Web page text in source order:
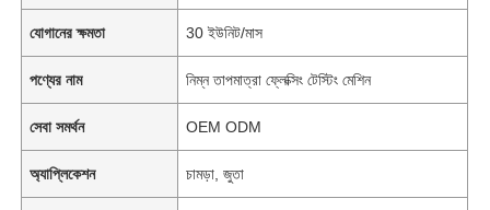
যোগানের ক্ষমতা 30 ইউনিট/মাস
পণ্যের নাম নিম্ন তাপমাত্রা ফ্লেক্সিং টেস্টিং মেশিন
সেবা সমর্থন OEM ODM
অ্যাপ্লিকেশন চামড়া, জুতা